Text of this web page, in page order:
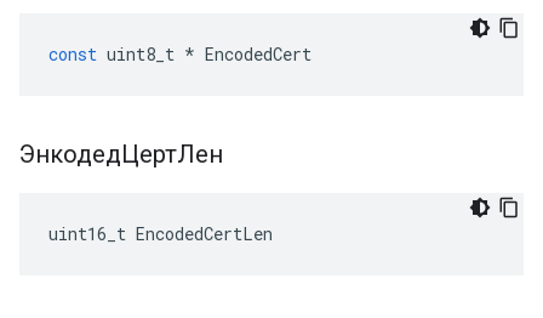
const uint8_t * EncodedCert
ЭнкодедЦертЛен
uint16_t EncodedCertLen